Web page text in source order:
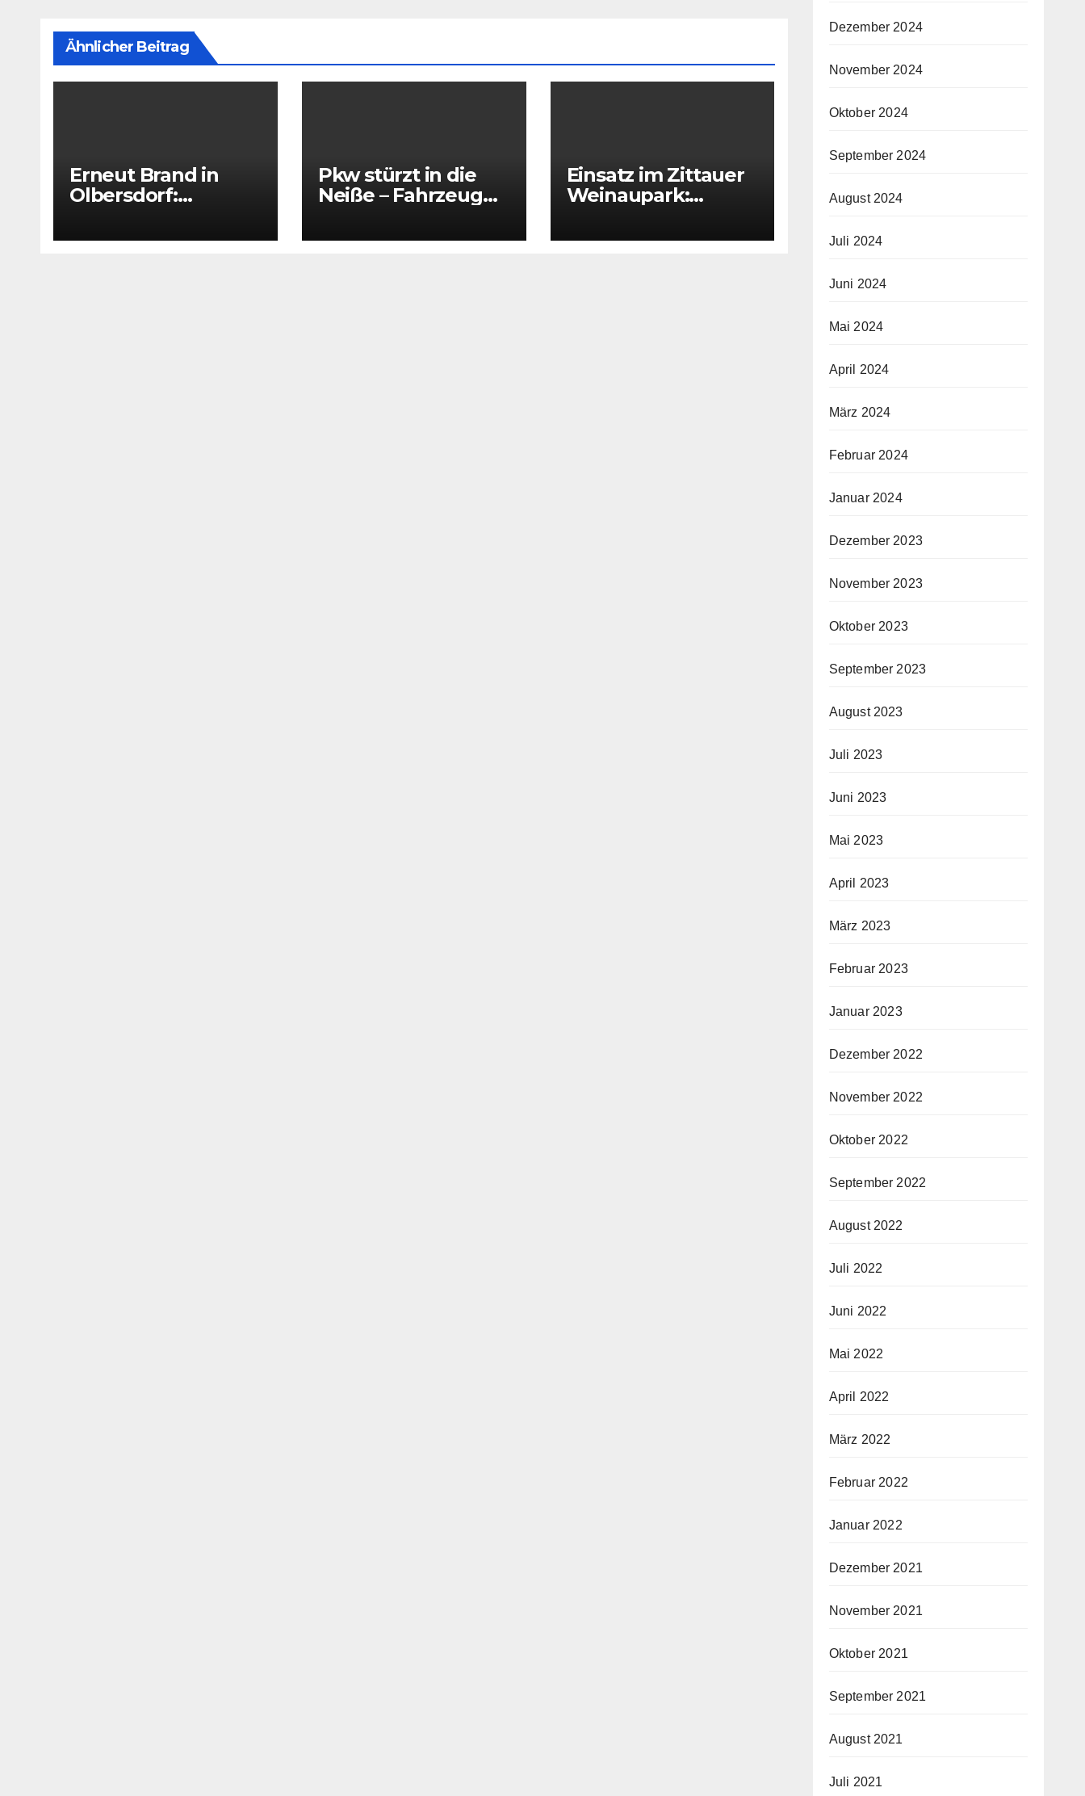
Ähnlicher Beitrag
Erneut Brand in
Olbersdorf:
wieder zu
Pkw stürzt in die
Neiße – Fahrzeug
vollständig im
Einsatz im Zittauer
Weinaupark:
findet Person im
Dezember 2024
November 2024
Oktober 2024
September 2024
August 2024
Juli 2024
Juni 2024
Mai 2024
April 2024
März 2024
Februar 2024
Januar 2024
Dezember 2023
November 2023
Oktober 2023
September 2023
August 2023
Juli 2023
Juni 2023
Mai 2023
April 2023
März 2023
Februar 2023
Januar 2023
Dezember 2022
November 2022
Oktober 2022
September 2022
August 2022
Juli 2022
Juni 2022
Mai 2022
April 2022
März 2022
Februar 2022
Januar 2022
Dezember 2021
November 2021
Oktober 2021
September 2021
August 2021
Juli 2021